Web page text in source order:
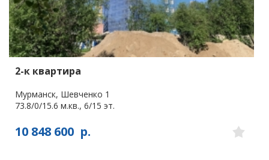
2-к квартира
Мурманск, Шевченко 1
73.8/0/15.6 м.кв., 6/15 эт.
10 848 600 р.